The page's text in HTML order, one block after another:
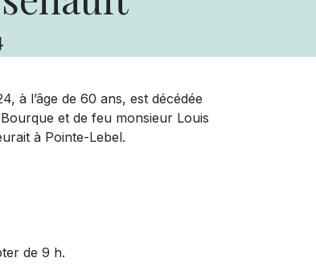
à l’âge de 60 ans, est décédée
et de feu monsieur Louis
à Pointe-Lebel.
de 9 h.